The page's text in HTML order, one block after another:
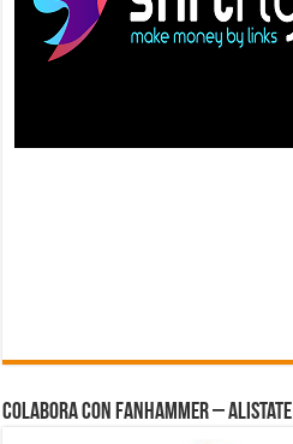
Colabora con FanHammer – Alistate